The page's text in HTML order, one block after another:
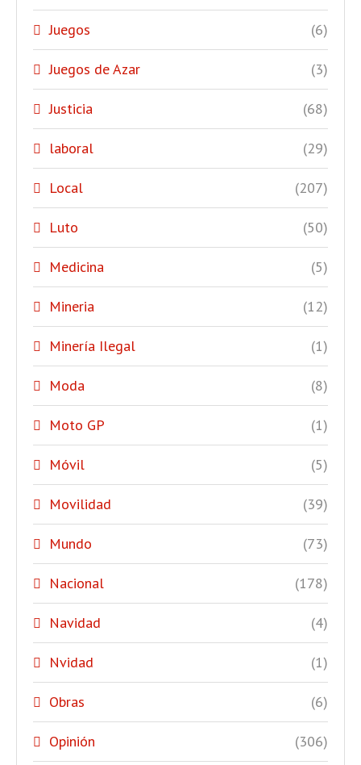
Juegos (6)
Juegos de Azar (3)
Justicia (68)
laboral (29)
Local (207)
Luto (50)
Medicina (5)
Mineria (12)
Minería Ilegal (1)
Moda (8)
Moto GP (1)
Móvil (5)
Movilidad (39)
Mundo (73)
Nacional (178)
Navidad (4)
Nvidad (1)
Obras (6)
Opinión (306)